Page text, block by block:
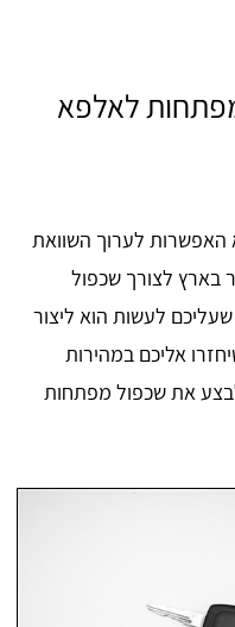
לאלפא
האפשרות לערוך השוואת
בארץ לצורך שכפול
לעשות הוא ליצור
אליכם במהירות
את שכפול מפתחות